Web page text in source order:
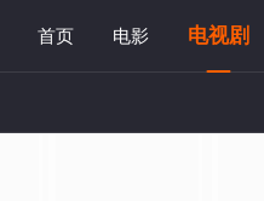
首页 电影 电视剧